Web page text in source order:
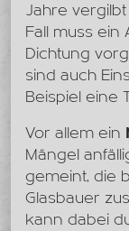
Jahre
Fall muss ein
Dichtung
sind auch
Beispiel eine
Vor allem ein
Mängel
gemeint, die
Glasbauer
kann dabei